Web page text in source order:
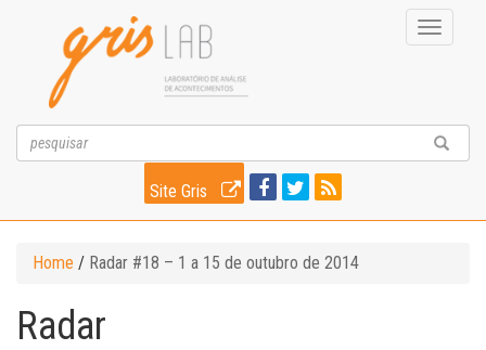
Toggle
Site Gris
Home / Radar #18 – 1 a 15 de outubro de 2014
Radar